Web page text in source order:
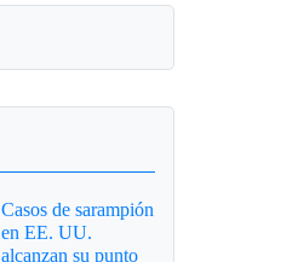
Casos de sarampión
en EE. UU.
alcanzan su punto